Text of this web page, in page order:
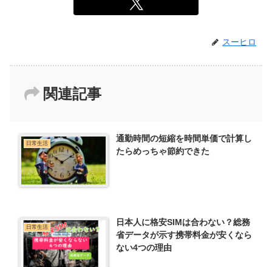
スーヒロ
関連記事
日常生活
通勤時間の短縮を時間単価で計算し
たらめっちゃ節約できた
日常生活
日本人に格安SIMは合わない？総務
省データが示す携帯料金が安くなら
ない4つの理由